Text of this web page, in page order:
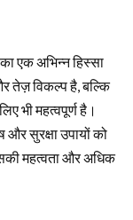
एक अभिन्न हिस्सा
तेज़ विकल्प है, बल्कि
भी महत्वपूर्ण है।
और सुरक्षा उपायों को
महत्वता और अधिक